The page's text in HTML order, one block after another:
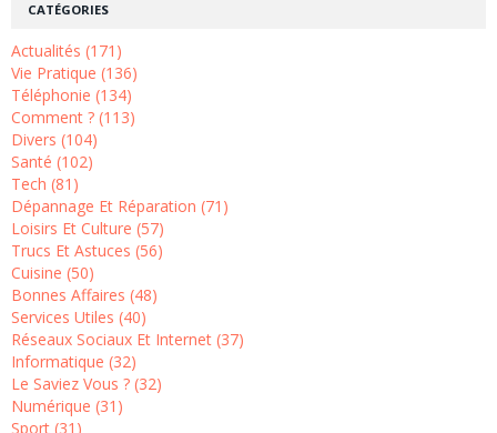
CATÉGORIES
Actualités (171)
Vie Pratique (136)
Téléphonie (134)
Comment ? (113)
Divers (104)
Santé (102)
Tech (81)
Dépannage Et Réparation (71)
Loisirs Et Culture (57)
Trucs Et Astuces (56)
Cuisine (50)
Bonnes Affaires (48)
Services Utiles (40)
Réseaux Sociaux Et Internet (37)
Informatique (32)
Le Saviez Vous ? (32)
Numérique (31)
Sport (31)